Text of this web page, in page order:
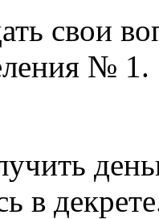
свои
№ 1.
в